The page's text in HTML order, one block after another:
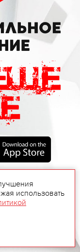
использовать